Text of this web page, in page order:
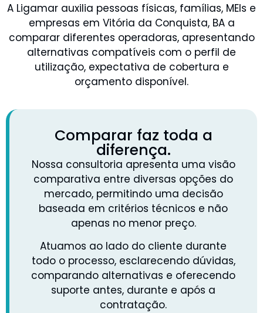
A Ligamar auxilia pessoas físicas, famílias, MEIs e
empresas em Vitória da Conquista, BA a
comparar diferentes operadoras, apresentando
alternativas compatíveis com o perfil de
utilização, expectativa de cobertura e
orçamento disponível.
Comparar faz toda a
diferença.
Nossa consultoria apresenta uma visão
comparativa entre diversas opções do
mercado, permitindo uma decisão
baseada em critérios técnicos e não
apenas no menor preço.
Atuamos ao lado do cliente durante
todo o processo, esclarecendo dúvidas,
comparando alternativas e oferecendo
suporte antes, durante e após a
contratação.